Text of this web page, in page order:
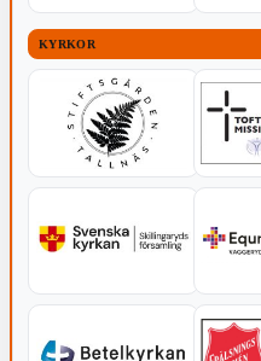
KYRKOR